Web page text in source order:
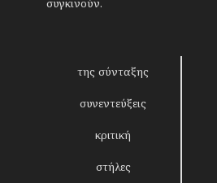
συγκινούν.
της σύνταξης
συνεντεύξεις
κριτική
στήλες